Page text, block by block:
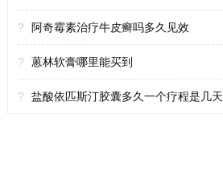
? 阿奇霉素治疗牛皮癣吗多久见效
? 蒽林软膏哪里能买到
? 盐酸依匹斯汀胶囊多久一个疗程是几天